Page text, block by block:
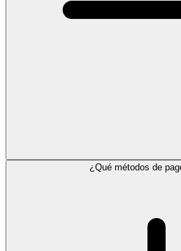
¿Qué métodos de